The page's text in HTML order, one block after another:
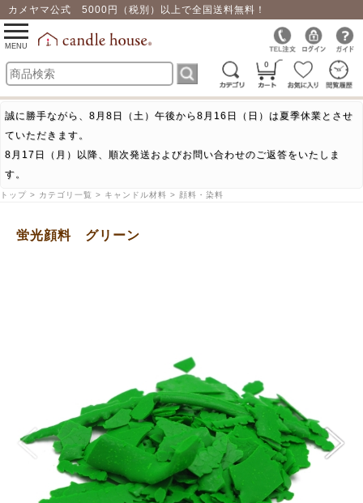
カメヤマ公式 5000円（税別）以上で全国送料無料！
0
toggle
navigation
MENU
誠に勝手ながら、8月8日（土）午後から8月16日（日）は夏季休業とさせ
ていただきます。
8月17日（月）以降、順次発送およびお問い合わせのご返答をいたしま
す。
トップ > カテゴリ一覧 > キャンドル材料 > 顔料・染料
蛍光顔料 グリーン